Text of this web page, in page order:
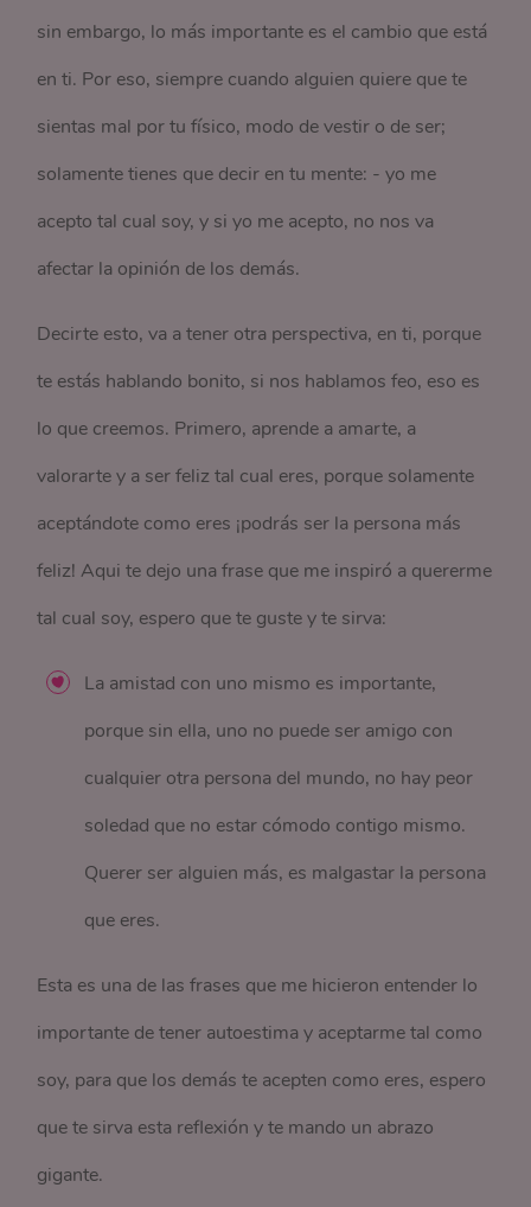
sin embargo, lo más importante es el cambio que está
en ti. Por eso, siempre cuando alguien quiere que te
sientas mal por tu físico, modo de vestir o de ser;
solamente tienes que decir en tu mente: - yo me
acepto tal cual soy, y si yo me acepto, no nos va
afectar la opinión de los demás.
Decirte esto, va a tener otra perspectiva, en ti, porque
te estás hablando bonito, si nos hablamos feo, eso es
lo que creemos. Primero, aprende a amarte, a
valorarte y a ser feliz tal cual eres, porque solamente
aceptándote como eres ¡podrás ser la persona más
feliz! Aqui te dejo una frase que me inspiró a quererme
tal cual soy, espero que te guste y te sirva:
La amistad con uno mismo es importante,
porque sin ella, uno no puede ser amigo con
cualquier otra persona del mundo, no hay peor
soledad que no estar cómodo contigo mismo.
Querer ser alguien más, es malgastar la persona
que eres.
Esta es una de las frases que me hicieron entender lo
importante de tener autoestima y aceptarme tal como
soy, para que los demás te acepten como eres, espero
que te sirva esta reflexión y te mando un abrazo
gigante.